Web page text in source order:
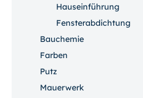
Hauseinführung
Fensterabdichtung
Bauchemie
Farben
Putz
Mauerwerk